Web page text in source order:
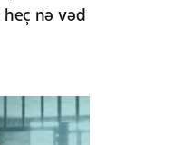
heç nə vəd